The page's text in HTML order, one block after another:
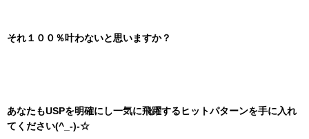
それ１００％叶わないと思いますか？
あなたもUSPを明確にし一気に飛躍するヒットパターンを手に入れ
てください(^_-)-☆